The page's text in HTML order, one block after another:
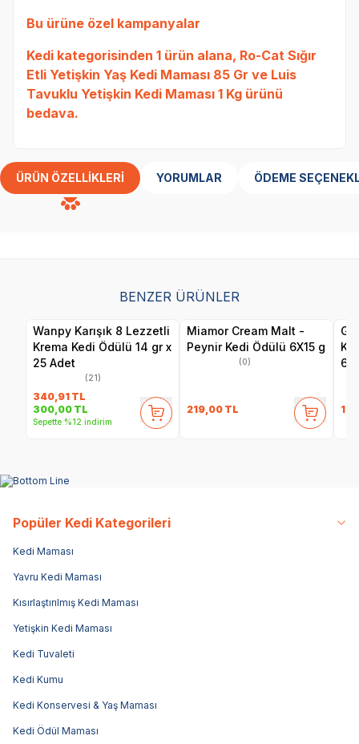
Bu ürüne özel kampanyalar
Kedi kategorisinden 1 ürün alana, Ro-Cat Sığır
Etli Yetişkin Yaş Kedi Maması 85 Gr ve Luis
Tavuklu Yetişkin Kedi Maması 1 Kg ürünü
bedava.
ÜRÜN ÖZELLIKLERI YORUMLAR ÖDEME
BENZER ÜRÜNLER
Wanpy Karışık 8 Lezzetli
Krema Kedi Ödülü 14 gr x
25 Adet
(21)
340,91 TL
300,00 TL
Sepette %12 indirim
Miamor Cream Malt -
Peynir Kedi Ödülü 6X15 g
(0)
219,00 TL
60
Popüler Kedi Kategorileri
Kedi Maması
Yavru Kedi Maması
Kısırlaştırılmış Kedi Maması
Yetişkin Kedi Maması
Kedi Tuvaleti
Kedi Kumu
Kedi Konservesi & Yaş Maması
Kedi Ödül Maması